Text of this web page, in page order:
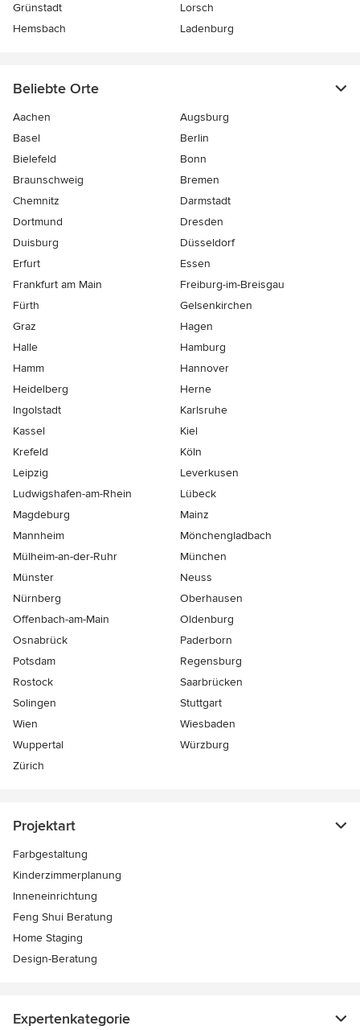
Grünstadt
Lorsch
Hemsbach
Ladenburg
Beliebte Orte
Aachen
Augsburg
Basel
Berlin
Bielefeld
Bonn
Braunschweig
Bremen
Chemnitz
Darmstadt
Dortmund
Dresden
Duisburg
Düsseldorf
Erfurt
Essen
Frankfurt am Main
Freiburg-im-Breisgau
Fürth
Gelsenkirchen
Graz
Hagen
Halle
Hamburg
Hamm
Hannover
Heidelberg
Herne
Ingolstadt
Karlsruhe
Kassel
Kiel
Krefeld
Köln
Leipzig
Leverkusen
Ludwigshafen-am-Rhein
Lübeck
Magdeburg
Mainz
Mannheim
Mönchen­gladbach
Mülheim-an-der-Ruhr
München
Münster
Neuss
Nürnberg
Oberhausen
Offenbach-am-Main
Oldenburg
Osnabrück
Paderborn
Potsdam
Regensburg
Rostock
Saarbrücken
Solingen
Stuttgart
Wien
Wiesbaden
Wuppertal
Würzburg
Zürich
Projektart
Farbgestaltung
Kinderzimmerplanung
Inneneinrichtung
Feng Shui Beratung
Home Staging
Design-Beratung
Expertenkategorie